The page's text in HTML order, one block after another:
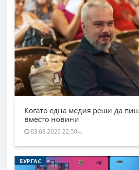
Когато една медия реши да
вместо новини
03.08.2026 22:50ч.
БУРГАС